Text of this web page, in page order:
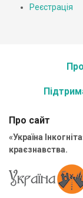
Реєстрація
Про сайт
«Україна
краєзнавства.